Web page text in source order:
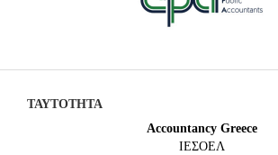
ΤΑΥΤΟΤΗΤΑ
Accountancy Greece
IEΣΟΕΛ